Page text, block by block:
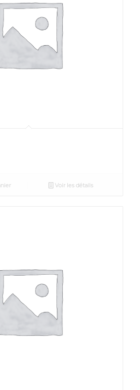
Voir les détails